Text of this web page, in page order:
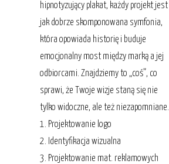
hipnotyzujący plakat, każdy projekt jest
jak dobrze skomponowana symfonia,
która opowiada historię i buduje
emocjonalny most między marką a jej
odbiorcami. Znajdziemy to „coś”, co
sprawi, że Twoje wizje staną się nie
tylko widoczne, ale też niezapomniane.
1. Projektowanie logo
2. Identyfikacja wizualna
3. Projektowanie mat. reklamowych